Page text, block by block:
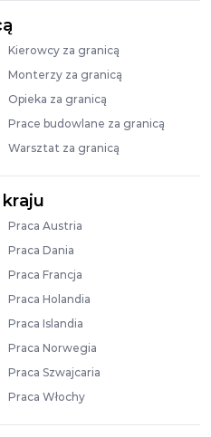
Kierowcy za granicą
Monterzy za granicą
Opieka za granicą
Prace budowlane za granicą
Warsztat za granicą
Praca Austria
Praca Dania
Praca Francja
Praca Holandia
Praca Islandia
Praca Norwegia
Praca Szwajcaria
Praca Włochy